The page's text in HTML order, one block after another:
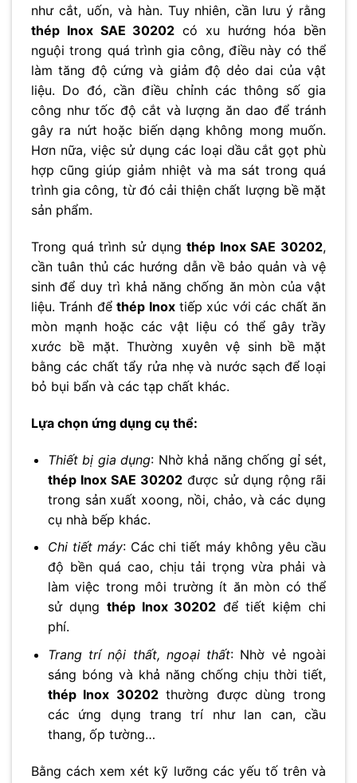
như cắt, uốn, và hàn. Tuy nhiên, cần lưu ý rằng
thép Inox SAE 30202 có xu hướng hóa bền
nguội trong quá trình gia công, điều này có thể
làm tăng độ cứng và giảm độ dẻo dai của vật
liệu. Do đó, cần điều chỉnh các thông số gia
công như tốc độ cắt và lượng ăn dao để tránh
gây ra nứt hoặc biến dạng không mong muốn.
Hơn nữa, việc sử dụng các loại dầu cắt gọt phù
hợp cũng giúp giảm nhiệt và ma sát trong quá
trình gia công, từ đó cải thiện chất lượng bề mặt
sản phẩm.
Trong quá trình sử dụngthép Inox SAE 30202,
cần tuân thủ các hướng dẫn về bảo quản và vệ
sinh để duy trì khả năng chống ăn mòn của vật
liệu. Tránh đểthép Inoxtiếp xúc với các chất ăn
mòn mạnh hoặc các vật liệu có thể gây trầy
xước bề mặt. Thường xuyên vệ sinh bề mặt
bằng các chất tẩy rửa nhẹ và nước sạch để loại
bỏ bụi bẩn và các tạp chất khác.
Lựa chọn ứng dụng cụ thể:
Thiết bị gia dụng: Nhờ khả năng chống gỉ sét,
thép Inox SAE 30202 được sử dụng rộng rãi
trong sản xuất xoong, nồi, chảo, và các dụng
cụ nhà bếp khác.
Chi tiết máy: Các chi tiết máy không yêu cầu
độ bền quá cao, chịu tải trọng vừa phải và
làm việc trong môi trường ít ăn mòn có thể
sử dụng thép Inox 30202 để tiết kiệm chi
phí.
Trang trí nội thất, ngoại thất: Nhờ vẻ ngoài
sáng bóng và khả năng chống chịu thời tiết,
thép Inox 30202thường được dùng trong
các ứng dụng trang trí như lan can, cầu
thang, ốp tường…
Bằng cách xem xét kỹ lưỡng các yếu tố trên và